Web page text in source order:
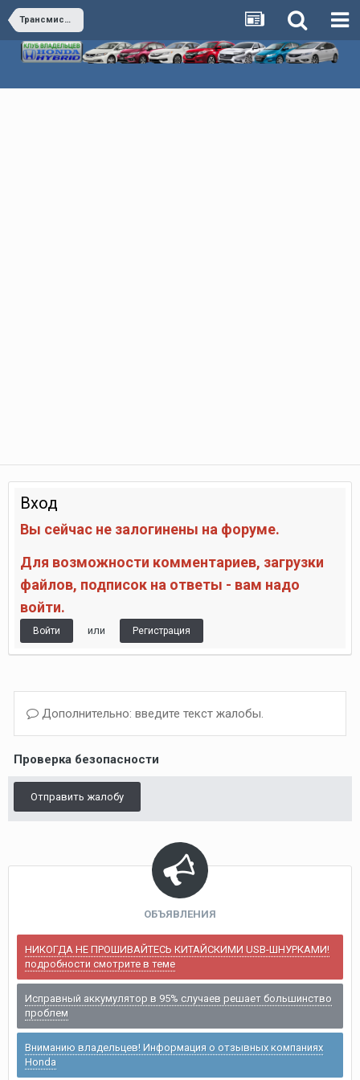
Трансмиссия
Вход
Вы сейчас не залогинены на форуме.
Для возможности комментариев, загрузки
файлов, подписок на ответы - вам надо
войти.
Войти или Регистрация
Дополнительно: введите текст жалобы.
Проверка безопасности
Отправить жалобу
ОБЪЯВЛЕНИЯ
НИКОГДА НЕ ПРОШИВАЙТЕСЬ КИТАЙСКИМИ USB-ШНУРКАМИ!
подробности смотрите в теме
Исправный аккумулятор в 95% случаев решает большинство
проблем
Вниманию владельцев! Информация о отзывных компаниях
Honda